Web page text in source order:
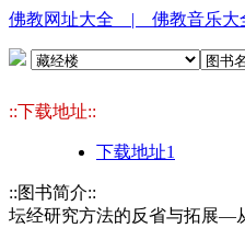
佛教网址大全 | 佛教音乐
::下载地址::
下载地址1
::图书简介::
坛经研究方法的反省与拓展—